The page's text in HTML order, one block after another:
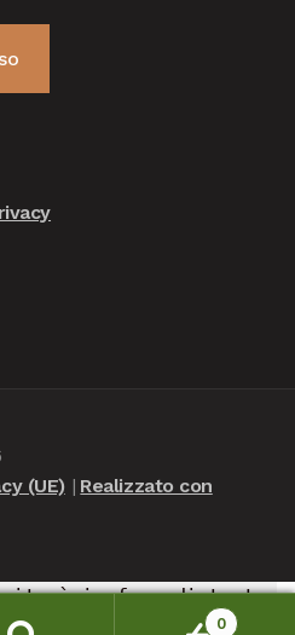
(UE)
Realizzato con
0
sito è in fase di test -
portata a termine, è in